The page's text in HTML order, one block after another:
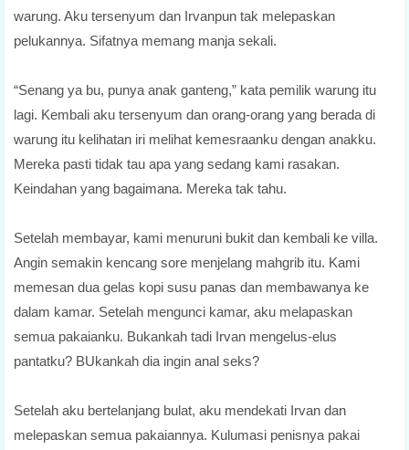
warung. Aku tersenyum dan Irvanpun tak melepaskan
pelukannya. Sifatnya memang manja sekali.
“Senang ya bu, punya anak ganteng,” kata pemilik warung itu
lagi. Kembali aku tersenyum dan orang-orang yang berada di
warung itu kelihatan iri melihat kemesraanku dengan anakku.
Mereka pasti tidak tau apa yang sedang kami rasakan.
Keindahan yang bagaimana. Mereka tak tahu.
Setelah membayar, kami menuruni bukit dan kembali ke villa.
Angin semakin kencang sore menjelang mahgrib itu. Kami
memesan dua gelas kopi susu panas dan membawanya ke
dalam kamar. Setelah mengunci kamar, aku melapaskan
semua pakaianku. Bukankah tadi Irvan mengelus-elus
pantatku? BUkankah dia ingin anal seks?
Setelah aku bertelanjang bulat, aku mendekati Irvan dan
melepaskan semua pakaiannya. Kulumasi penisnya pakai